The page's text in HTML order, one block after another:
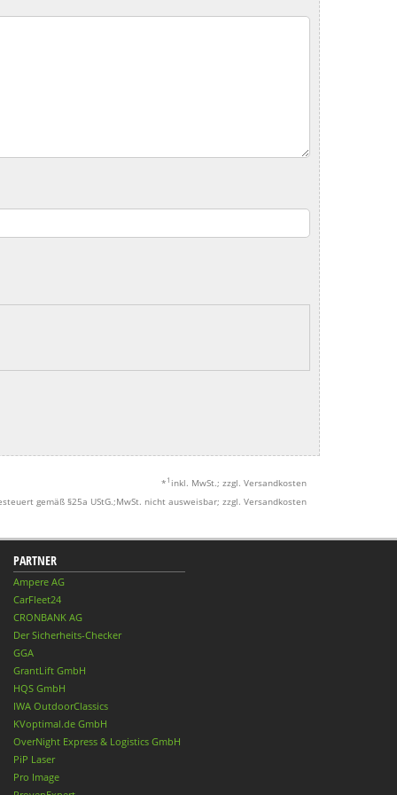
* 1 inkl. MwSt.; zzgl. Versandkosten
gemäß §25a UStG.;MwSt. nicht ausweisbar; zzgl. Versandkosten
PARTNER
Ampere AG
CarFleet24
CRONBANK AG
Der Sicherheits-Checker
GGA
GrantLift GmbH
HQS GmbH
IWA OutdoorClassics
KVoptimal.de GmbH
OverNight Express & Logistics GmbH
PiP Laser
Pro Image